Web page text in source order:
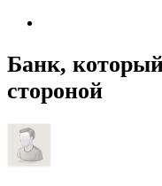
Банк,
стороной